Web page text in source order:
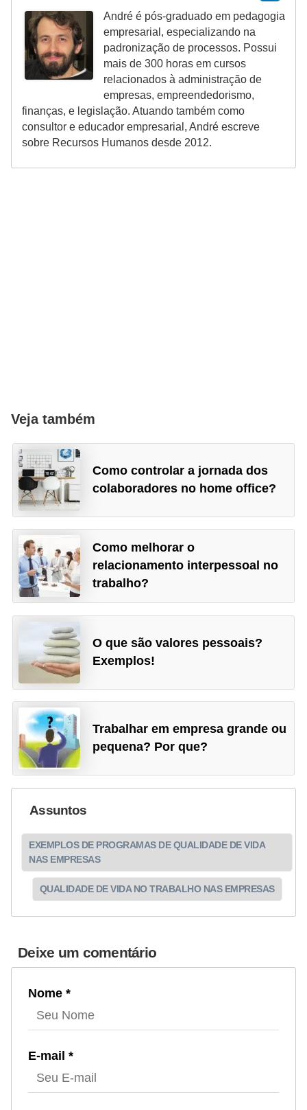
André é pós-graduado em pedagogia
empresarial, especializando na
padronização de processos. Possui
mais de 300 horas em cursos
relacionados à administração de
empresas, empreendedorismo,
finanças, e legislação. Atuando também como
consultor e educador empresarial, André escreve
sobre Recursos Humanos desde 2012.
Veja também
Como controlar a jornada dos
colaboradores no home office?
Como melhorar o
relacionamento interpessoal no
trabalho?
O que são valores pessoais?
Exemplos!
Trabalhar em empresa grande ou
pequena? Por que?
Assuntos
EXEMPLOS DE PROGRAMAS DE QUALIDADE DE VIDA
NAS EMPRESAS
QUALIDADE DE VIDA NO TRABALHO NAS EMPRESAS
Deixe um comentário
Nome *
E-mail *
t
o